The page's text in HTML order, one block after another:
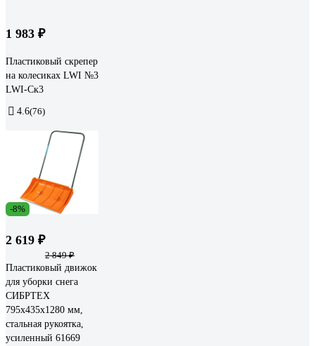
1 983 ₽
Пластиковый скрепер
на колесиках LWI №3
LWI-Ск3
4.6(76)
-8%
2 619 ₽
2 849 ₽
Пластиковый движок
для уборки снега
СИБРТЕХ
795x435x1280 мм,
стальная рукоятка,
усиленный 61669